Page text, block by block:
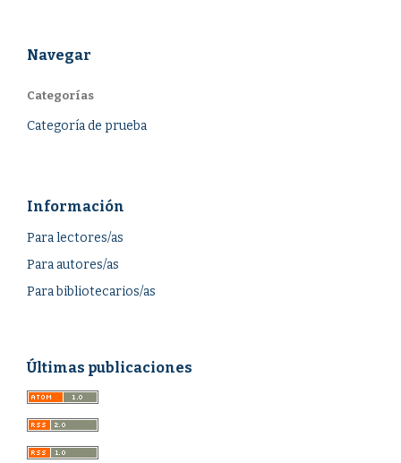
Navegar
Categorías
Categoría de prueba
Información
Para lectores/as
Para autores/as
Para bibliotecarios/as
Últimas publicaciones